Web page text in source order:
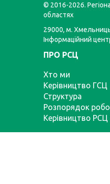
© 2016-2026.
областях
29000, м.
Інформаційний
ПРО РСЦ
Хто ми
Керівництво ГСЦ
Структура
Розпорядок
Керівництво